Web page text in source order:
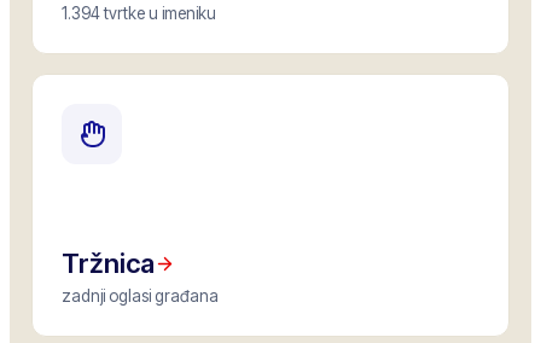
1.394 tvrtke u imeniku
Tržnica
zadnji oglasi građana